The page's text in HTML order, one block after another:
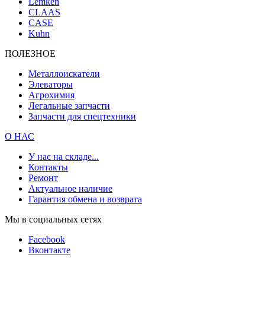
CLAAS
CASE
Kuhn
ПОЛЕЗНОЕ
Металлоискатели
Элеваторы
Агрохимия
Легальные запчасти
Запчасти для спецтехники
О НАС
У нас на складе...
Контакты
Ремонт
Актуальное наличие
Гарантия обмена и возврата
Мы в социальных сетях
Facebook
Вконтакте